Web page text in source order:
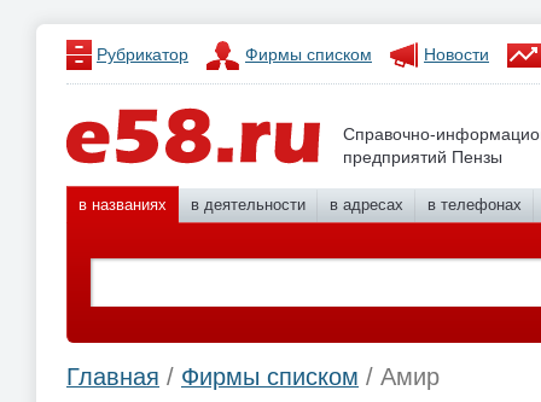
Рубрикатор Фирмы списком Новости
Справочно-
предприятий Пензы
в названиях в деятельности в адресах в телефонах
Главная / Фирмы списком / Амир